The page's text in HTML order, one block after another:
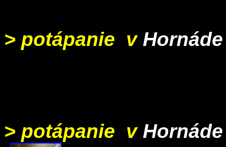
> potápanie v Hornáde
> potápanie v Hornáde